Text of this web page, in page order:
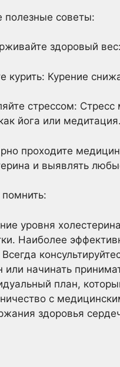
полезные советы:
здоровый
курить: Курение
стрессом:
йога или медитация.
проходите
и выявлять
уровня
Наиболее
или начинать
план,
с
здоровья